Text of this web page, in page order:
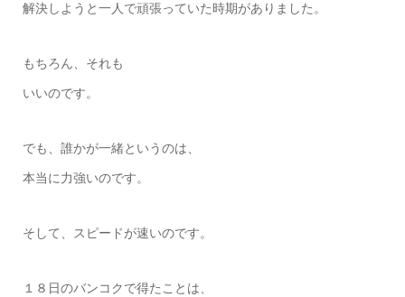
解決しようと一人で頑張っていた時期がありました。
もちろん、それも
いいのです。
でも、誰かが一緒というのは、
本当に力強いのです。
そして、スピードが速いのです。
１８日のバンコクで得たことは、